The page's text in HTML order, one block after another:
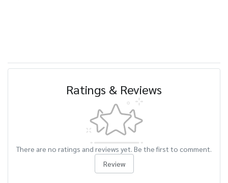
Ratings & Reviews
There are no ratings and reviews yet. Be the first to comment.
Review